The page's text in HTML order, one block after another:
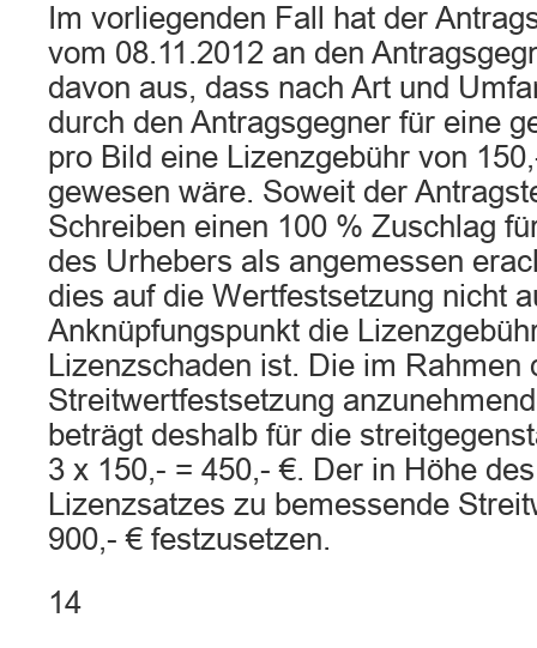
Im vorliegenden Fall hat der
vom 08.11.2012 an den
davon aus, dass nach Art und
durch den Antragsgegner für eine
pro Bild eine Lizenzgebühr von
gewesen wäre. Soweit der
Schreiben einen 100 % Zuschlag
des Urhebers als angemessen
dies auf die Wertfestsetzung nicht
Anknüpfungspunkt die
Lizenzschaden ist. Die im Rahmen
Streitwertfestsetzung
beträgt deshalb für die
3 x 150,- = 450,- €. Der in Höhe
Lizenzsatzes zu bemessende
900,- € festzusetzen.
14